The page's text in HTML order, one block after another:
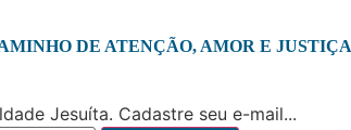
DE ATENÇÃO, AMOR E JUSTIÇA
Jesuíta. Cadastre seu e-mail...